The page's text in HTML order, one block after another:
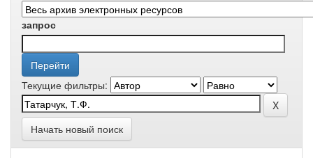
запрос
Текущие фильтры:
Начать новый поиск